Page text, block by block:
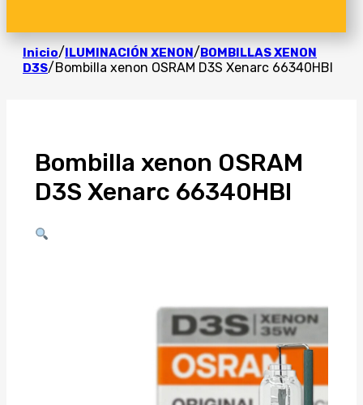
Inicio/ILUMINACIÓN XENON/BOMBILLAS XENON
D3S/Bombilla xenon OSRAM D3S Xenarc 66340HBI
Bombilla xenon OSRAM
D3S Xenarc 66340HBI